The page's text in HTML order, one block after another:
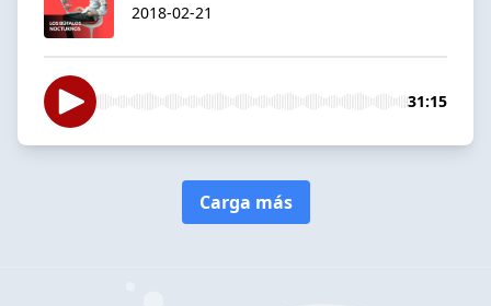
2018-02-21
31:15
Carga más